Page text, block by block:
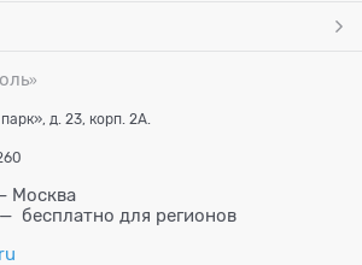
»
д. 23, корп. 2А.
Москва
— бесплатно для регионов